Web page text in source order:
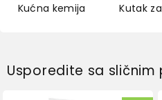
Kućna kemija Kutak
Usporedite sa